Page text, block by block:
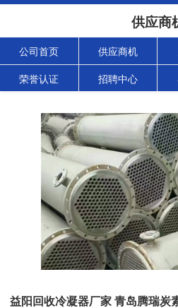
供应商
公司首页 供应商机
荣誉认证 招聘中心
益阳回收冷凝器厂家 青岛腾瑞炭